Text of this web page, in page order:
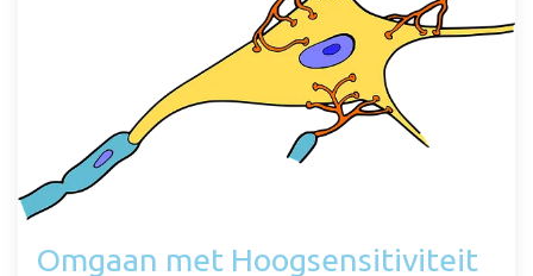
Omgaan met Hoogsensitiviteit